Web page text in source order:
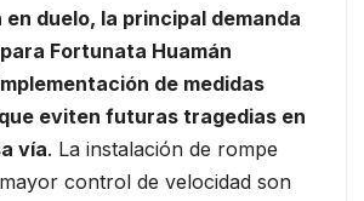
en duelo, la principal demanda
Fortunata Huamán
de medidas
eviten futuras tragedias en
vía. La instalación de rompe
control de velocidad son